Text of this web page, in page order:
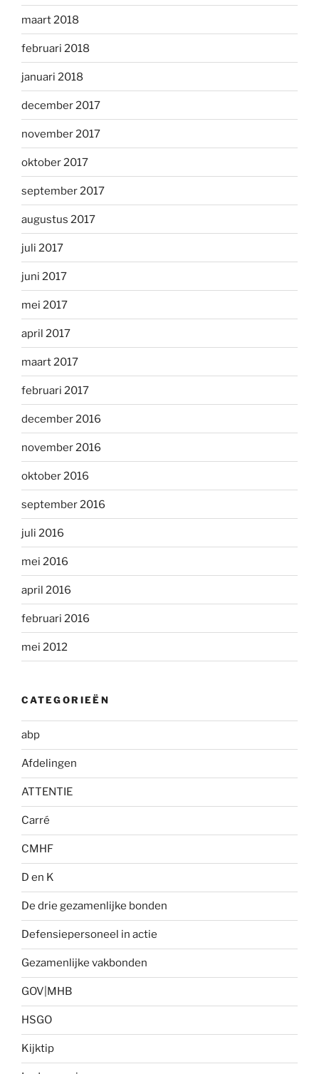
maart 2018
februari 2018
januari 2018
december 2017
november 2017
oktober 2017
september 2017
augustus 2017
juli 2017
juni 2017
mei 2017
april 2017
maart 2017
februari 2017
december 2016
november 2016
oktober 2016
september 2016
juli 2016
mei 2016
april 2016
februari 2016
mei 2012
CATEGORIEËN
abp
Afdelingen
ATTENTIE
Carré
CMHF
D en K
De drie gezamenlijke bonden
Defensiepersoneel in actie
Gezamenlijke vakbonden
GOV|MHB
HSGO
Kijktip